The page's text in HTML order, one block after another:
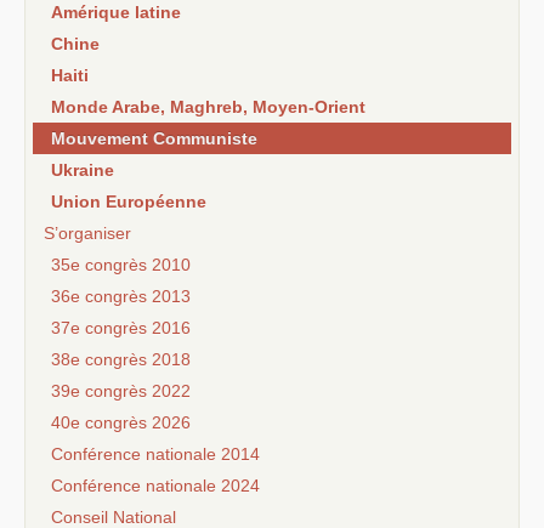
Amérique latine
Chine
Haiti
Monde Arabe, Maghreb, Moyen-Orient
Mouvement Communiste
Ukraine
Union Européenne
S’organiser
35e congrès 2010
36e congrès 2013
37e congrès 2016
38e congrès 2018
39e congrès 2022
40e congrès 2026
Conférence nationale 2014
Conférence nationale 2024
Conseil National